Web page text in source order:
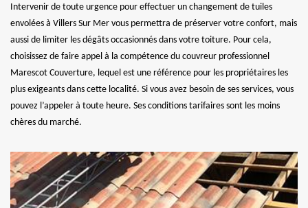
Intervenir de toute urgence pour effectuer un changement de tuiles
envolées à Villers Sur Mer vous permettra de préserver votre confort, mais
aussi de limiter les dégâts occasionnés dans votre toiture. Pour cela,
choisissez de faire appel à la compétence du couvreur professionnel
Marescot Couverture, lequel est une référence pour les propriétaires les
plus exigeants dans cette localité. Si vous avez besoin de ses services, vous
pouvez l’appeler à toute heure. Ses conditions tarifaires sont les moins
chères du marché.